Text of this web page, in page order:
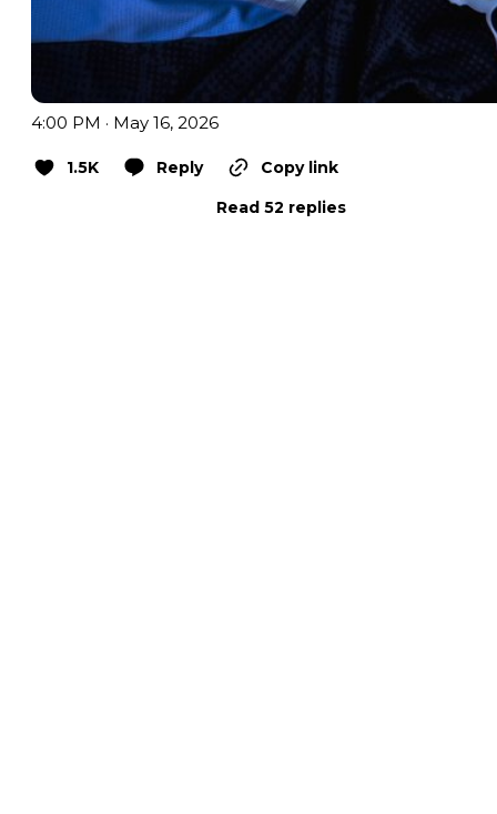
4:00 PM · May 16, 2026
1.5K Reply
Copy link
Read 52 replies